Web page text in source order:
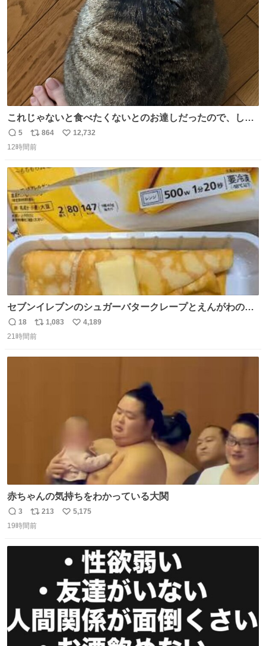
これじゃないと食べたくないとのお達しだったので、しっ
ぽ置き場係になっている
返
信
5
リ
ポ
ト
数
864
い
数
12,732
12時間前
セブンイレブンのシュガーバタークレープとえんがわの寿
司を探している人へ！ シュガーバタークレープは目黒、品
川、蒲田、渋谷、川崎、横浜、鶴見、九州の一部エリア限
返
信
18
リ
ポ
1,083
い
4,189
21時間前
赤ちゃんの気持ちをわかっている大関
返
信
3
リ
ポ
213
い
5,175
19時間前